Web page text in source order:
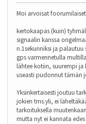
Moi arvoisat
kertokaapas (kuin)
signaalin kanssa
n.1sekunniksi ja
gps varmennetulla
lähtee kotiin, suurempi
useasti pudonnut tämän
Yksinkertaisesti joutuu
jokien tms.yli, ei
tarkoituksella
mutta nyt ei kannata